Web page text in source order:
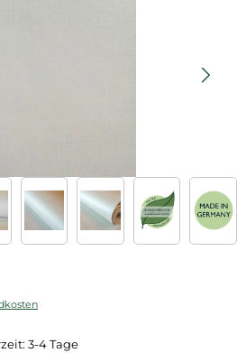
3-4 Tage